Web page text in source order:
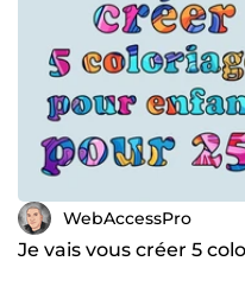
WebAccessPro
Je vais vous créer 5